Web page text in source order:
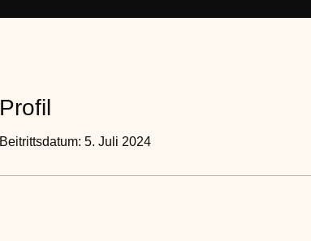
Profil
Beitrittsdatum: 5. Juli 2024